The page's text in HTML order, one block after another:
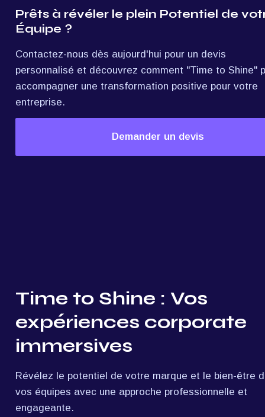
Prêts à révéler le plein Potentiel de
Équipe ?
Contactez-nous dès aujourd'hui pour un devis
personnalisé et découvrez comment "Time to Shine"
accompagner une transformation positive pour votre
entreprise.
Demander un devis
Time to Shine : Vos
expériences corporate
immersives
Révélez le potentiel de votre marque et le bien-être
vos équipes avec une approche professionnelle et
engageante.